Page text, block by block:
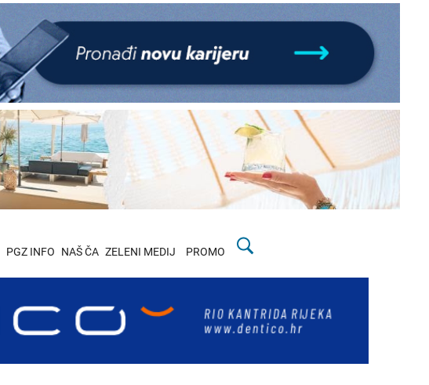
PGZ INFO NAŠ ČA ZELENI MEDIJ PROMO